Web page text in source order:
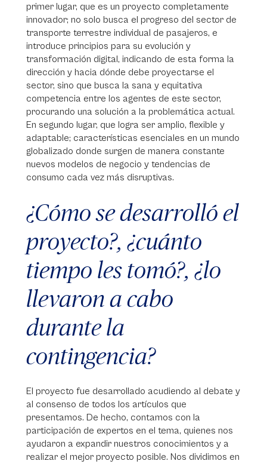
primer lugar, que es un proyecto completamente
innovador; no solo busca el progreso del sector de
transporte terrestre individual de pasajeros, e
introduce principios para su evolución y
transformación digital, indicando de esta forma la
dirección y hacia dónde debe proyectarse el
sector, sino que busca la sana y equitativa
competencia entre los agentes de este sector,
procurando una solución a la problemática actual.
En segundo lugar, que logra ser amplio, flexible y
adaptable; características esenciales en un mundo
globalizado donde surgen de manera constante
nuevos modelos de negocio y tendencias de
consumo cada vez más disruptivas.
¿Cómo se desarrolló el
proyecto?, ¿cuánto
tiempo les tomó?, ¿lo
llevaron a cabo
durante la
contingencia?
El proyecto fue desarrollado acudiendo al debate y
al consenso de todos los artículos que
presentamos. De hecho, contamos con la
participación de expertos en el tema, quienes nos
ayudaron a expandir nuestros conocimientos y a
realizar el mejor proyecto posible. Nos dividimos en